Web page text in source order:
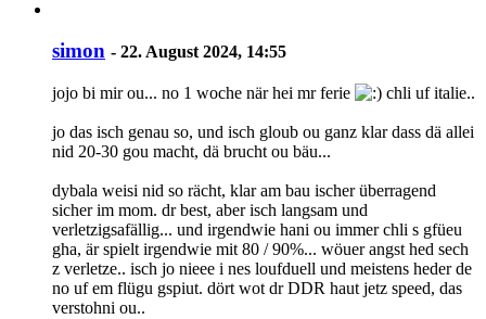
simon - 22. August 2024, 14:55
jojo bi mir ou... no 1 woche när hei mr ferie chli uf italie..
jo das isch genau so, und isch gloub ou ganz klar dass dä allei
nid 20-30 gou macht, dä brucht ou bäu...
dybala weisi nid so rächt, klar am bau ischer überragend
sicher im mom. dr best, aber isch langsam und
verletzigsafällig... und irgendwie hani ou immer chli s gfüeu
gha, är spielt irgendwie mit 80 / 90%... wöuer angst hed sech
z verletze.. isch jo nieee i nes loufduell und meistens heder de
no uf em flügu gspiut. dört wot dr DDR haut jetz speed, das
verstohni ou..